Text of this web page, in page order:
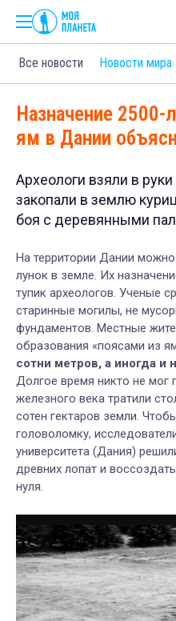
Все новости Новости мира
Назначение 2500-
ям в Дании
Археологи взяли в
закопали в землю
боя с деревянными
На территории Дании
лунок в земле. Их
тупик археологов. Ученые
старинные могилы, не
фундаментов. Местные
образования «поясами из
сотни метров, а иногда и
Долгое время никто не мог
железного века тратили
сотен гектаров земли.
головоломку,
университета (Дания)
древних лопат и
нуля.